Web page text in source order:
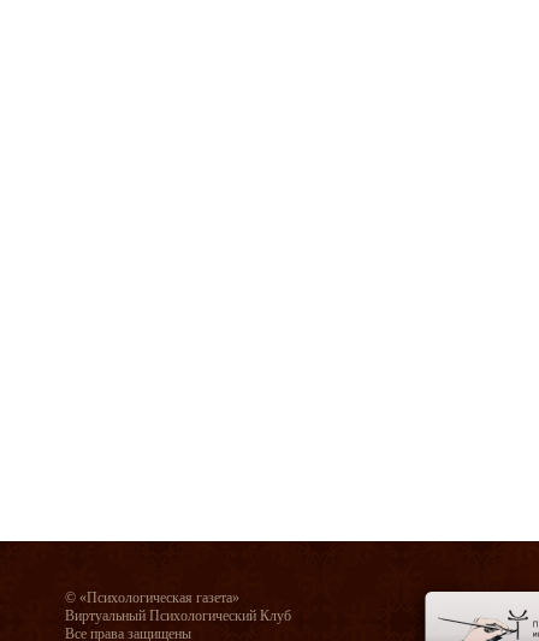
© «Психологическая газета»
Виртуальный Психологический Клуб
Все права защищены